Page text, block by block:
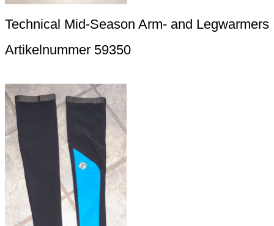
Technical Mid-Season Arm- and Legwarmers
Artikelnummer 59350